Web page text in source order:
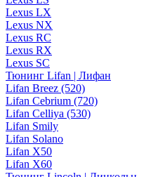
Lexus LX
Lexus NX
Lexus RC
Lexus RX
Lexus SC
Тюнинг Lifan | Лифан
Lifan Breez (520)
Lifan Cebrium (720)
Lifan Celliya (530)
Lifan Smily
Lifan Solano
Lifan X50
Lifan X60